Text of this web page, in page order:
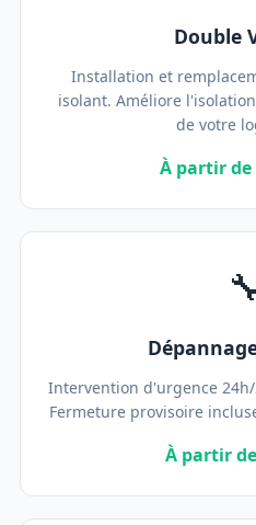
Double
Installation et
isolant. Améliore
de votre
À partir de
Intervention d'urgence
Fermeture provisoire
À partir de